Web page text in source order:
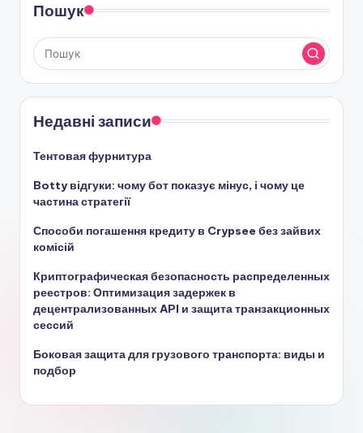
Пошук
Недавні записи
Тентовая фурнитура
Botty відгуки: чому бот показує мінус, і чому це
частина стратегії
Способи погашення кредиту в Crypsee без зайвих
комісій
Криптографическая безопасность распределенных
реестров: Оптимизация задержек в
децентрализованных API и защита транзакционных
сессий
Боковая защита для грузового транспорта: виды и
подбор